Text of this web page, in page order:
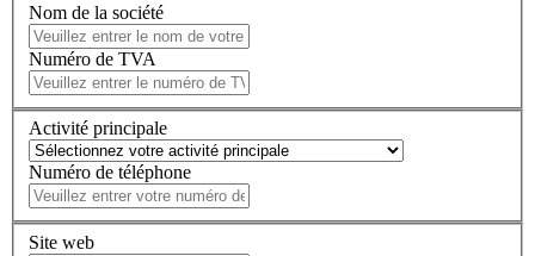
Nom de la société
Numéro de TVA
Activité principale
Numéro de téléphone
Site web